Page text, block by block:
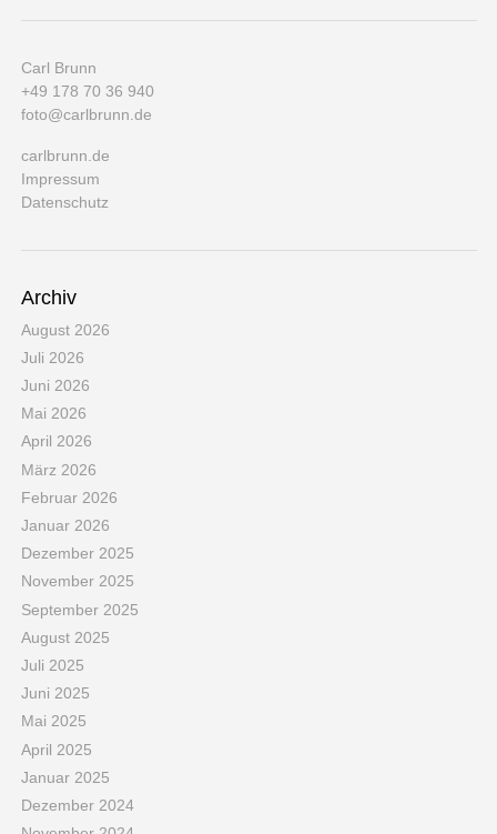
Carl Brunn
+49 178 70 36 940
foto@carlbrunn.de
carlbrunn.de
Impressum
Datenschutz
Archiv
August 2026
Juli 2026
Juni 2026
Mai 2026
April 2026
März 2026
Februar 2026
Januar 2026
Dezember 2025
November 2025
September 2025
August 2025
Juli 2025
Juni 2025
Mai 2025
April 2025
Januar 2025
Dezember 2024